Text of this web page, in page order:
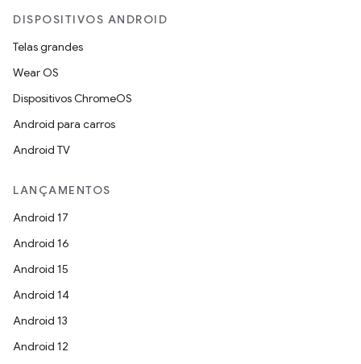
DISPOSITIVOS ANDROID
Telas grandes
Wear OS
Dispositivos ChromeOS
Android para carros
Android TV
LANÇAMENTOS
Android 17
Android 16
Android 15
Android 14
Android 13
Android 12